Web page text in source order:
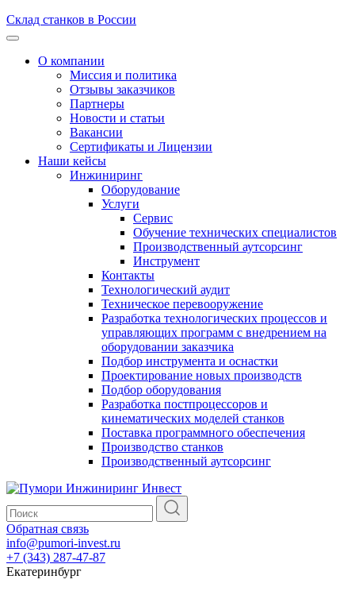
Склад станков в России
О компании
Миссия и политика
Отзывы заказчиков
Партнеры
Новости и статьи
Вакансии
Сертификаты и Лицензии
Наши кейсы
Инжиниринг
Оборудование
Услуги
Сервис
Обучение технических специалистов
Производственный аутсорсинг
Инструмент
Контакты
Технологический аудит
Техническое перевооружение
Разработка технологических процессов и
управляющих программ с внедрением на
оборудовании заказчика
Подбор инструмента и оснастки
Проектирование новых производств
Подбор оборудования
Разработка постпроцессоров и
кинематических моделей станков
Поставка программного обеспечения
Производство станков
Производственный аутсорсинг
Обратная связь
info@pumori-invest.ru
+7 (343) 287-47-87
Екатеринбург